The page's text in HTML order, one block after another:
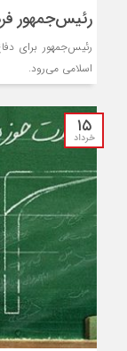
رئیس‌جمهور
رئیس‌جمهور برای
اسلامی می‌رود.
۱۵
خرداد